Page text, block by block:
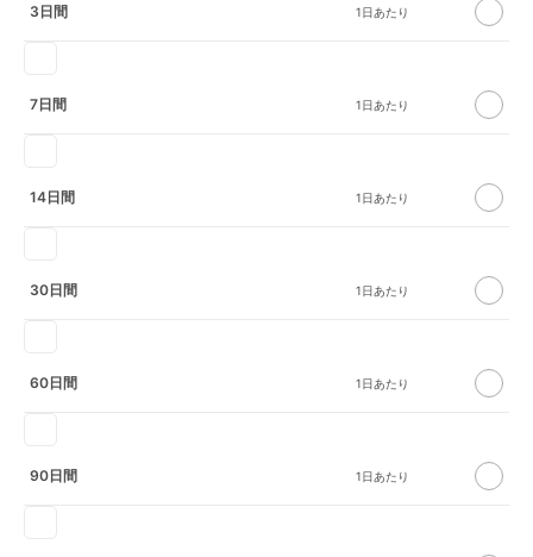
3日間
7日間
14日間
30日間
60日間
90日間